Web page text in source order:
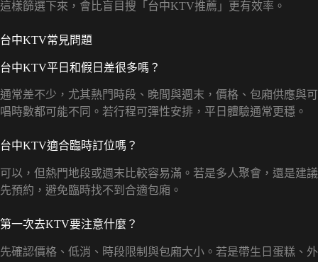
這樣篩選下來，會比盲目搜「台中KTV推薦」更有效率。
台中KTV常見問題
台中KTV平日和假日差很多嗎？
通常差不少，尤其熱門時段、晚間與週末，價格、包廂供應與可
唱時數都可能不同。若行程可彈性安排，平日體驗通常更穩。
台中KTV適合臨時訂位嗎？
可以，但熱門地段或週末比較容易滿。若是多人聚會，還是建議
先預約，避免臨時找不到合適包廂。
第一次去KTV要注意什麼？
先確認價格、低消、時段限制與包廂大小。若是帶生日蛋糕、外